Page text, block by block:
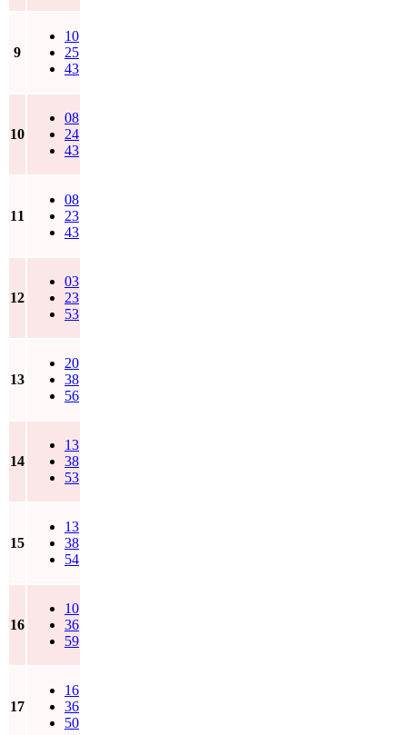
9
10
25
43
10
08
24
43
11
08
23
43
12
03
23
53
13
20
38
56
14
13
38
53
15
13
38
54
16
10
36
59
17
16
36
50